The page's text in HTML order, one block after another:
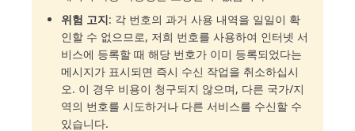
위험 고지: 각 번호의 과거 사용 내역을 일일이 확
인할 수 없으므로, 저희 번호를 사용하여 인터넷 서
비스에 등록할 때 해당 번호가 이미 등록되었다는
메시지가 표시되면 즉시 수신 작업을 취소하십시
오. 이 경우 비용이 청구되지 않으며, 다른 국가/지
역의 번호를 시도하거나 다른 서비스를 수신할 수
있습니다.